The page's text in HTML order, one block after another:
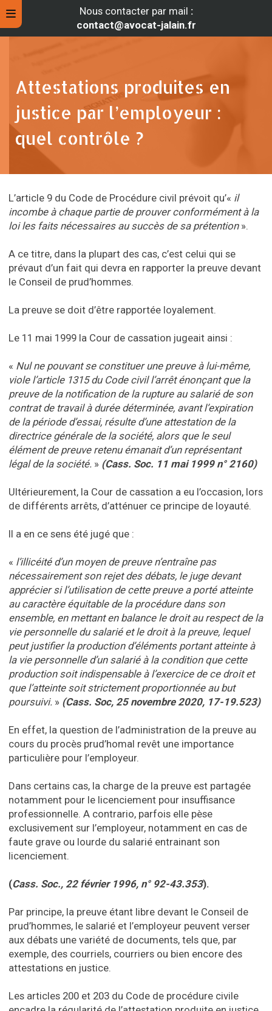
Nous contacter par mail :
contact@avocat-jalain.fr
Attestations produites en
justice par l’employeur :
quel contrôle ?
L’article 9 du Code de Procédure civil prévoit qu’« il
incombe à chaque partie de prouver conformément à la
loi les faits nécessaires au succès de sa prétention».
A ce titre, dans la plupart des cas, c’est celui qui se
prévaut d’un fait qui devra en rapporter la preuve devant
le Conseil de prud’hommes.
La preuve se doit d’être rapportée loyalement.
Le 11 mai 1999 la Cour de cassation jugeait ainsi :
« Nul ne pouvant se constituer une preuve à lui-même,
viole l’article 1315 du Code civil l’arrêt énonçant que la
preuve de la notification de la rupture au salarié de son
contrat de travail à durée déterminée, avant l’expiration
de la période d’essai, résulte d’une attestation de la
directrice générale de la société, alors que le seul
élément de preuve retenu émanait d’un représentant
légal de la société. » (Cass. Soc. 11 mai 1999 n° 2160)
Ultérieurement, la Cour de cassation a eu l’occasion, lors
de différents arrêts, d’atténuer ce principe de loyauté.
Il a en ce sens été jugé que :
« l’illicéité d’un moyen de preuve n’entraîne pas
nécessairement son rejet des débats, le juge devant
apprécier si l’utilisation de cette preuve a porté atteinte
au caractère équitable de la procédure dans son
ensemble, en mettant en balance le droit au respect de la
vie personnelle du salarié et le droit à la preuve, lequel
peut justifier la production d’éléments portant atteinte à
la vie personnelle d’un salarié à la condition que cette
production soit indispensable à l’exercice de ce droit et
que l’atteinte soit strictement proportionnée au but
poursuivi. » (Cass. Soc, 25 novembre 2020, 17-19.523)
En effet, la question de l’administration de la preuve au
cours du procès prud’homal revêt une importance
particulière pour l’employeur.
Dans certains cas, la charge de la preuve est partagée
notamment pour le licenciement pour insuffisance
professionnelle. A contrario, parfois elle pèse
exclusivement sur l’employeur, notamment en cas de
faute grave ou lourde du salarié entrainant son
licenciement.
(Cass. Soc., 22 février 1996, n° 92-43.353).
Par principe, la preuve étant libre devant le Conseil de
prud’hommes, le salarié et l’employeur peuvent verser
aux débats une variété de documents, tels que, par
exemple, des courriels, courriers ou bien encore des
attestations en justice.
Les articles 200 et 203 du Code de procédure civile